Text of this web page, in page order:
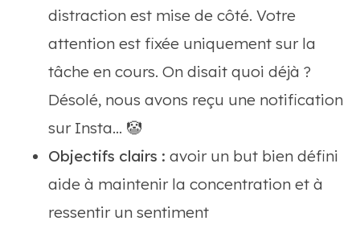
distraction est mise de côté. Votre
attention est fixée uniquement sur la
tâche en cours. On disait quoi déjà ?
Désolé, nous avons reçu une notification
sur Insta… 🤡
Objectifs clairs : avoir un but bien défini
aide à maintenir la concentration et à
ressentir un sentiment